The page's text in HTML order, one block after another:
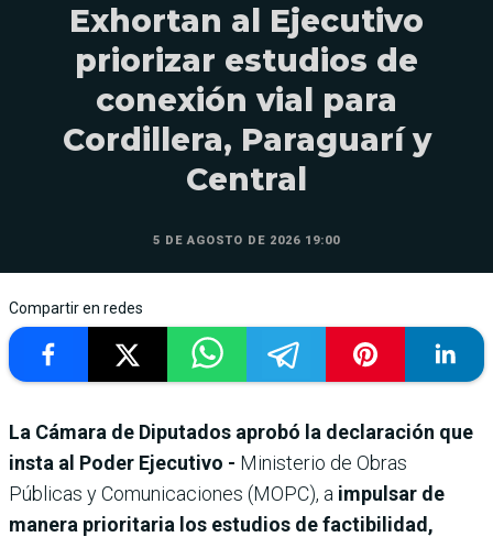
Exhortan al Ejecutivo
priorizar estudios de
conexión vial para
Cordillera, Paraguarí y
Central
5 DE AGOSTO DE 2026 19:00
Compartir en redes
La Cámara de Diputados aprobó la declaración que
insta al Poder Ejecutivo - Ministerio de Obras
Públicas y Comunicaciones (MOPC), a impulsar de
manera prioritaria los estudios de factibilidad,